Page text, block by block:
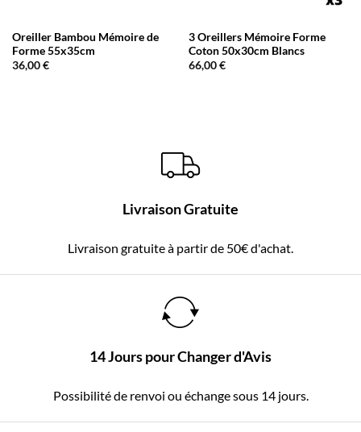
Oreiller Bambou Mémoire de
Forme 55x35cm
36,00€
3 Oreillers Mémoire Forme
Coton 50x30cm Blancs
66,00€
Livraison Gratuite
Livraison gratuite à partir de 50€ d'achat.
14 Jours pour Changer d'Avis
Possibilité de renvoi ou échange sous 14 jours.